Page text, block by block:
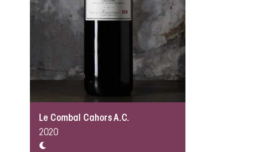
Le Combal Cahors A.C.
2020